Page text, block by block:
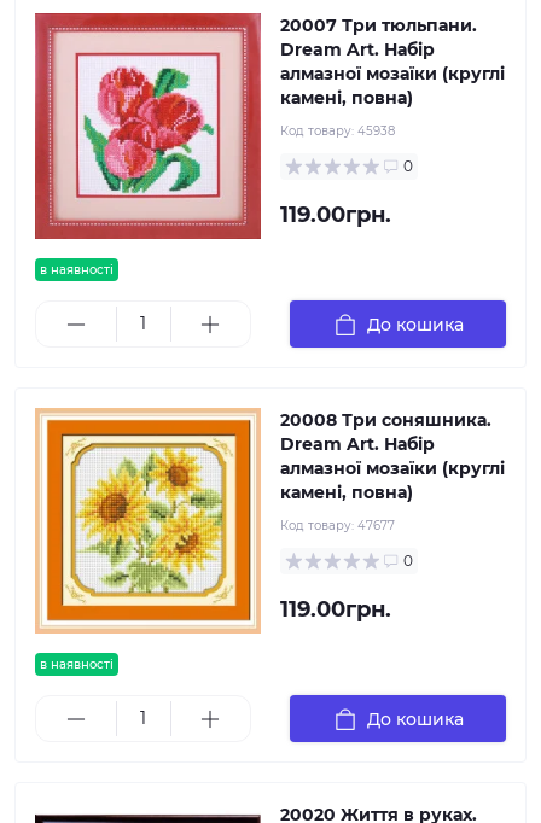
в наявності
20007 Три тюльпани.
Dream Art. Набір
алмазної мозаїки (круглі
камені, повна)
Код товару: 45938
0
119.00грн.
До кошика
в наявності
20008 Три соняшника.
Dream Art. Набір
алмазної мозаїки (круглі
камені, повна)
Код товару: 47677
0
119.00грн.
До кошика
20020 Життя в руках.